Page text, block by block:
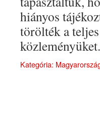
hiányos
törölték a
közleményüket.
Kategória: